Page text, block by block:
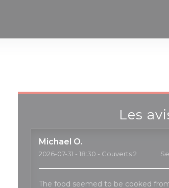
Les
Michael O
2026-07-31 - 18:30 - Couverts 2
The food seemed to be cooked